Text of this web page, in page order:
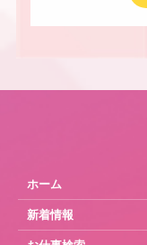
ホーム
新着情報